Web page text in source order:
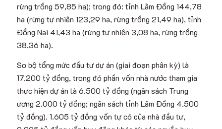
rừng trồng 59,85 ha); trong đó: tỉnh Lâm Đồng 144,78
ha (rừng tự nhiên 123,29 ha, rừng trồng 21,49 ha), tỉnh
Đồng Nai 41,43 ha (rừng tự nhiên 3,08 ha, rừng trồng
38,36 ha).
Sơ bộ tổng mức đầu tư dự án (giai đoạn phân kỳ) là
17.200 tỷ đồng, trong đó phần vốn nhà nước tham gia
thực hiện dự án là 6.500 tỷ đồng (ngân sách Trung
ương 2.000 tỷ đồng; ngân sách tỉnh Lâm Đồng 4.500
tỷ đồng). 1.605 tỷ đồng vốn tự có của nhà đầu tư,